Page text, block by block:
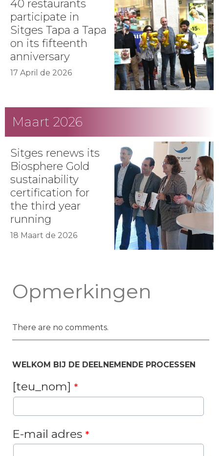
40 restaurants
participate in
Sitges Tapa a Tapa
on its fifteenth
anniversary
17 April de 2026
Maart 2026
Sitges renews its
Biosphere Gold
sustainability
certification for
the third year
running
18 Maart de 2026
Opmerkingen
There are no comments.
WELKOM BIJ DE DEELNEMENDE PROCESSEN
[teu_nom] *
E-mail adres *